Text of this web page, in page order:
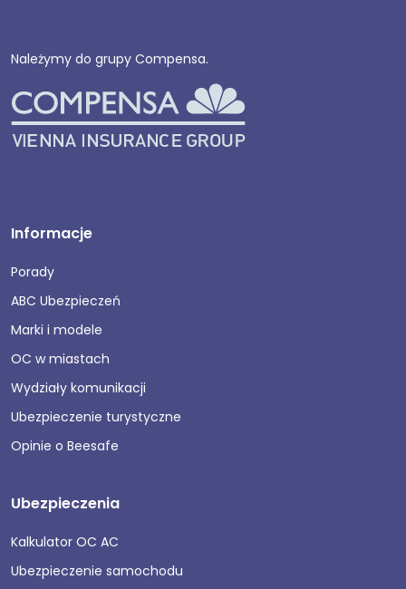
Należymy do grupy Compensa.
Informacje
Porady
ABC Ubezpieczeń
Marki i modele
OC w miastach
Wydziały komunikacji
Ubezpieczenie turystyczne
Opinie o Beesafe
Ubezpieczenia
Kalkulator OC AC
Ubezpieczenie samochodu